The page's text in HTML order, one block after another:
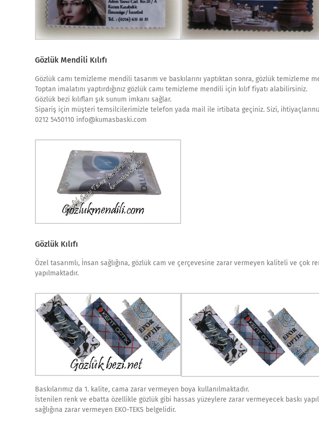
Gözlük Mendili Kılıfı
Gözlük camı temizleme mendili tasarım ve baskılarını yaptıktan sonra, gözlük temizleme
Toptan imalatını yaptırdığınız gözlük camı temizleme mendili için kılıf fiyatı alabilirsiniz.
Gözlük bezi kılıfları şık sunum imkanı sağlar.
Sipariş için müşteri temsilcilerimizle telefon yada mail ile irtibata geçiniz. Sizi,
0212 5450110 info@kumasbaski.com
Gözlük Kılıfı
Özel tasarımlı, İnsan sağlığına, gözlük cam ve çerçevesine zarar vermeyen kaliteli ve çok
yapılmaktadır.
Baskılarımız da 1. kalite, cama zarar vermeyen boya kullanılmaktadır.
İstenilen renk ve ebatta özellikle gözlük gibi hassas yüzeylere zarar vermeyecek baskı
sağlığına zarar vermeyen EKO-TEKS belgelidir.